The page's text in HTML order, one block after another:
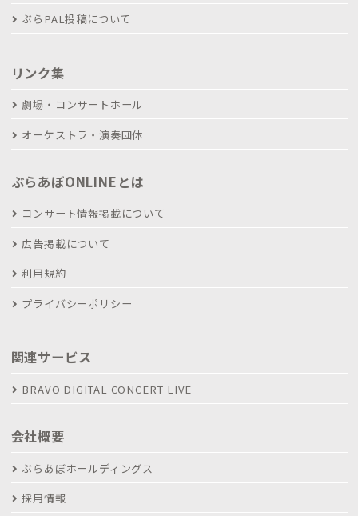
ぶらPAL投稿について
リンク集
劇場・コンサートホール
オーケストラ・演奏団体
ぶらあぼONLINEとは
コンサート情報掲載について
広告掲載について
利用規約
プライバシーポリシー
関連サービス
BRAVO DIGITAL CONCERT LIVE
会社概要
ぶらあぼホールディングス
採用情報